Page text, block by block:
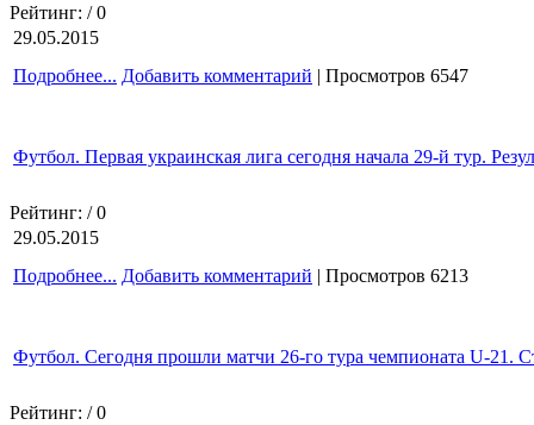
Рейтинг: / 0
29.05.2015
Подробнее... Добавить комментарий | Просмотров 6547
Футбол. Первая украинская лига сегодня начала 29-й тур.
Рейтинг: / 0
29.05.2015
Подробнее... Добавить комментарий | Просмотров 6213
Футбол. Сегодня прошли матчи 26-го тура чемпионата U-21.
Рейтинг: / 0